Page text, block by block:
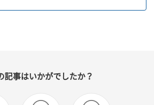
記事はいかがでしたか？